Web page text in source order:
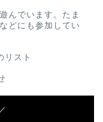
んでいます。たま
どにも参加してい
リスト